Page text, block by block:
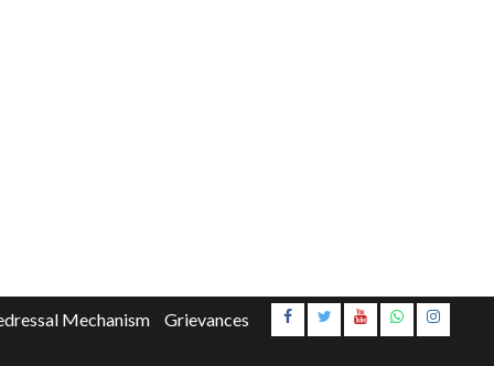
Mechanism Grievances